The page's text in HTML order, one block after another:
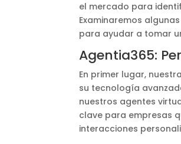
el mercado para
Examinaremos
para ayudar a tomar
Agentia365:
En primer lugar,
su tecnología
nuestros agentes
clave para empresas
interacciones